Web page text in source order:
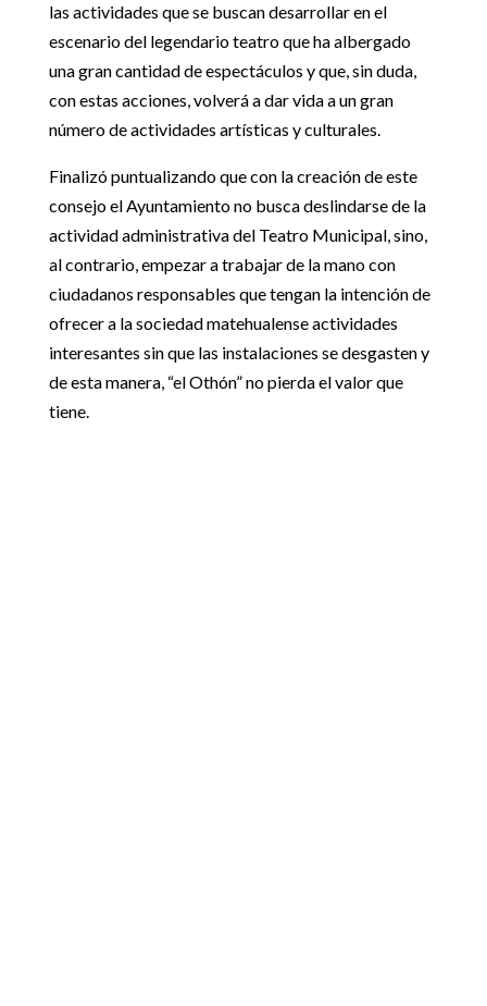
las actividades que se buscan desarrollar en el
escenario del legendario teatro que ha albergado
una gran cantidad de espectáculos y que, sin duda,
con estas acciones, volverá a dar vida a un gran
número de actividades artísticas y culturales.
Finalizó puntualizando que con la creación de este
consejo el Ayuntamiento no busca deslindarse de la
actividad administrativa del Teatro Municipal, sino,
al contrario, empezar a trabajar de la mano con
ciudadanos responsables que tengan la intención de
ofrecer a la sociedadmatehualenseactividades
interesantes sin que las instalaciones se desgasten y
de esta manera, “elOthón”no pierda el valor que
tiene.